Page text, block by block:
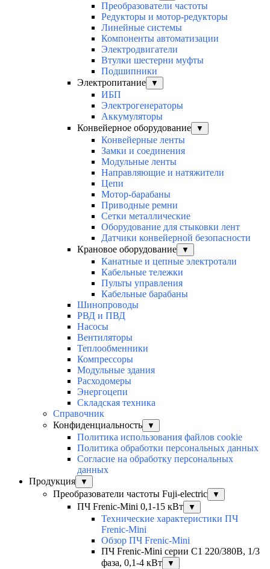
Преобразователи частоты
Редукторы и мотор-редукторы
Линейные системы
Компоненты автоматизации
Электродвигатели
Втулки шестерни муфты
Подшипники
Электропитание
▼
ИБП
Электрогенераторы
Аккумуляторы
Конвейерное оборудование
▼
Конвейерные ленты
Замки и соединения
Модульные ленты
Направляющие и натяжители
Цепи
Мотор-барабаны
Приводные ремни
Сетки металлические
Оборудование для стыковки лент
Датчики конвейерной безопасности
Крановое оборудование
▼
Канатные и цепные электротали
Кабельные тележки
Пульты управления
Кабельные барабаны
Шинопроводы
РВД и ПВД
Насосы
Вентиляторы
Теплообменники
Компрессоры
Модульные здания
Расходомеры
Энергоцепи
Складская техника
Справочник
Конфиденциальность
▼
Политика использования файлов cookie
Политика обработки персональных данных
Согласие на обработку персональных
данных
Продукция
▼
Преобразователи частоты Fuji-electric ▼
ПЧ Frenic-Mini 0,1-15 кВт ▼
Технические характеристики ПЧ
Frenic-Mini
Обзор ПЧ Frenic-Mini
ПЧ Frenic-Mini серии C1 220/380В, 1/3
фаза, 0,1-4 кВт
▼